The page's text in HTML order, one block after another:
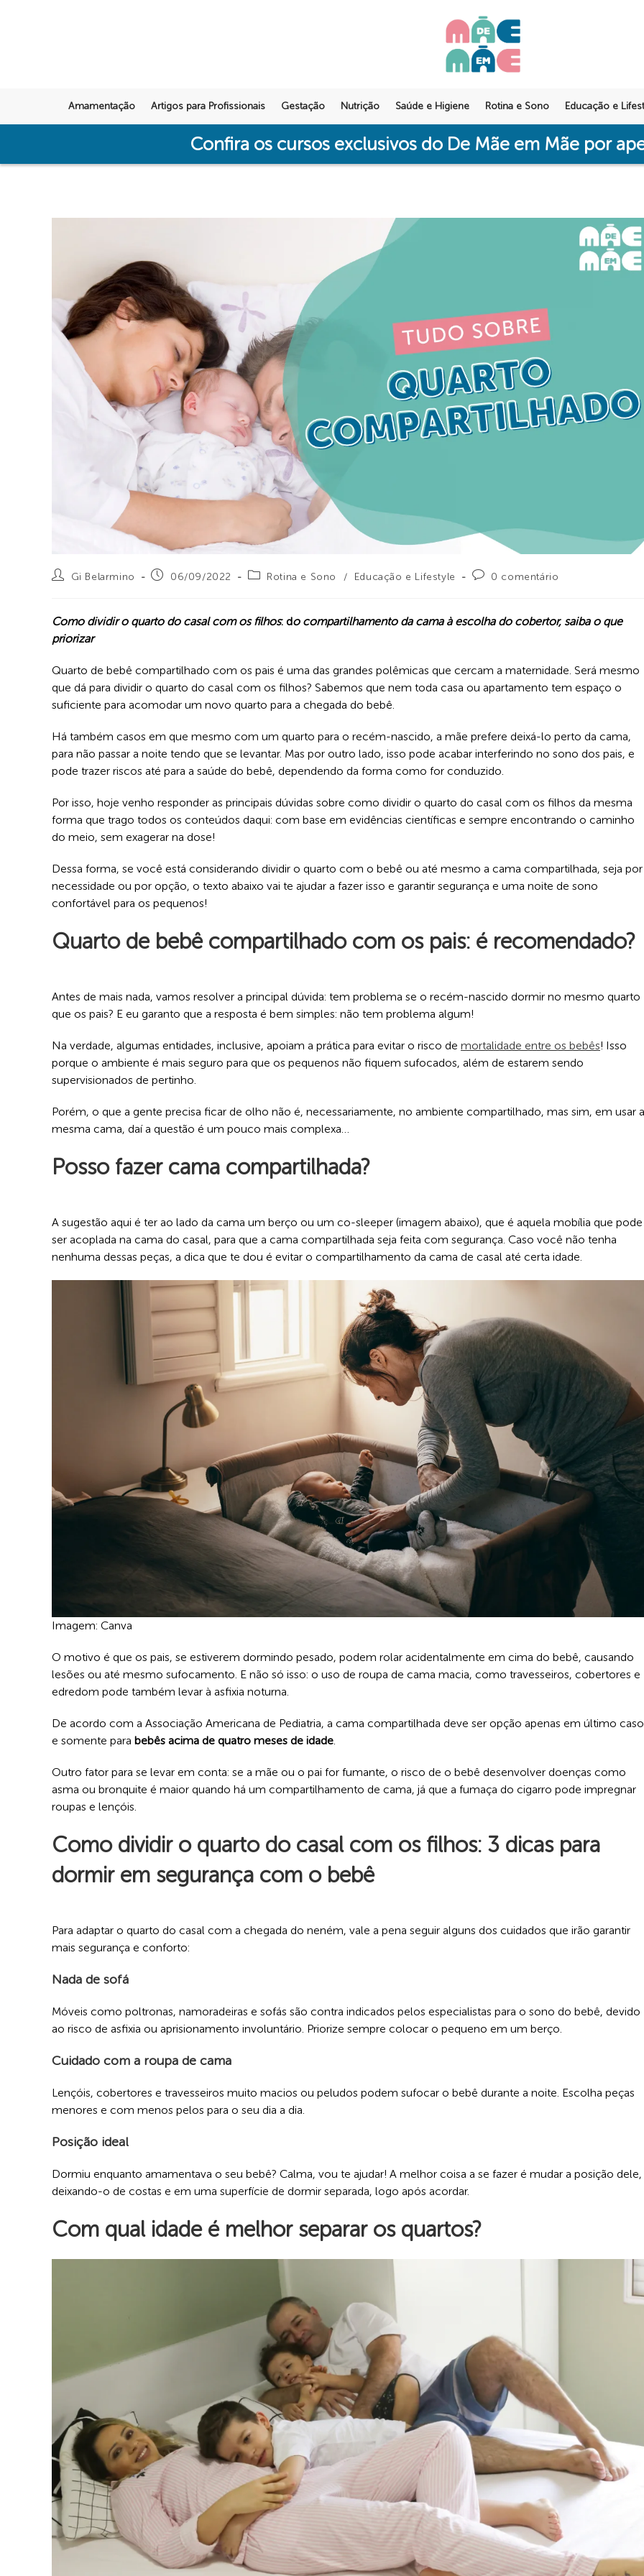
Amamentação Artigos para Profissionais Gestação Nutrição Saúde e Higiene Rotina e Sono Educação e
Confira os cursos exclusivos do De Mãe em Mãe por
Gi Belarmino 06/09/2022 Rotina e Sono / Educação e Lifestyle 0 comentário
Como dividir o quarto do casal com os filhos: do compartilhamento da cama à escolha do cobertor, saiba o que
priorizar
Quarto de bebê compartilhado com os pais é uma das grandes polêmicas que cercam a maternidade. Será mesmo
que dá para dividir o quarto do casal com os filhos? Sabemos que nem toda casa ou apartamento tem espaço o
suficiente para acomodar um novo quarto para a chegada do bebê.
Há também casos em que mesmo com um quarto para o recém-nascido, a mãe prefere deixá-lo perto da cama,
para não passar a noite tendo que se levantar. Mas por outro lado, isso pode acabar interferindo no sono dos pais, e
pode trazer riscos até para a saúde do bebê, dependendo da forma como for conduzido.
Por isso, hoje venho responder as principais dúvidas sobre como dividir o quarto do casal com os filhos da mesma
forma que trago todos os conteúdos daqui: com base em evidências científicas e sempre encontrando o caminho
do meio, sem exagerar na dose!
Dessa forma, se você está considerando dividir o quarto com o bebê ou até mesmo a cama compartilhada, seja por
necessidade ou por opção, o texto abaixo vai te ajudar a fazer isso e garantir segurança e uma noite de sono
confortável para os pequenos!
Quarto de bebê compartilhado com os pais: é recomendado?
Antes de mais nada, vamos resolver a principal dúvida: tem problema se o recém-nascido dormir no mesmo quarto
que os pais? E eu garanto que a resposta é bem simples: não tem problema algum!
Na verdade, algumas entidades, inclusive, apoiam a prática para evitar o risco de mortalidade entre os bebês! Isso
porque o ambiente é mais seguro para que os pequenos não fiquem sufocados, além de estarem sendo
supervisionados de pertinho.
Porém, o que a gente precisa ficar de olho não é, necessariamente, no ambiente compartilhado, mas sim, em usar a
mesma cama, daí a questão é um pouco mais complexa…
Posso fazer cama compartilhada?
A sugestão aqui é ter ao lado da cama um berço ou um co-sleeper (imagem abaixo), que é aquela mobília que pode
ser acoplada na cama do casal, para que a cama compartilhada seja feita com segurança. Caso você não tenha
nenhuma dessas peças, a dica que te dou é evitar o compartilhamento da cama de casal até certa idade.
Imagem: Canva
O motivo é que os pais, se estiverem dormindo pesado, podem rolar acidentalmente em cima do bebê, causando
lesões ou até mesmo sufocamento. E não só isso: o uso de roupa de cama macia, como travesseiros, cobertores e
edredom pode também levar à asfixia noturna.
De acordo com a Associação Americana de Pediatria, a cama compartilhada deve ser opção apenas em último caso
e somente para bebês acima de quatro meses de idade.
Outro fator para se levar em conta: se a mãe ou o pai for fumante, o risco de o bebê desenvolver doenças como
asma ou bronquite é maior quando há um compartilhamento de cama, já que a fumaça do cigarro pode impregnar
roupas e lençóis.
Como dividir o quarto do casal com os filhos: 3 dicas para
dormir em segurança com o bebê
Para adaptar o quarto do casal com a chegada do neném, vale a pena seguir alguns dos cuidados que irão garantir
mais segurança e conforto:
Nada de sofá
Móveis como poltronas, namoradeiras e sofás são contra indicados pelos especialistas para o sono do bebê, devido
ao risco de asfixia ou aprisionamento involuntário. Priorize sempre colocar o pequeno em um berço.
Cuidado com a roupa de cama
Lençóis, cobertores e travesseiros muito macios ou peludos podem sufocar o bebê durante a noite. Escolha peças
menores e com menos pelos para o seu dia a dia.
Posição ideal
Dormiu enquanto amamentava o seu bebê? Calma, vou te ajudar! A melhor coisa a se fazer é mudar a posição dele,
deixando-o de costas e em uma superfície de dormir separada, logo após acordar.
Com qual idade é melhor separar os quartos?